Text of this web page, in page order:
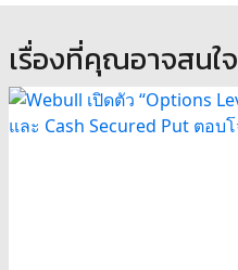
เรื่องที่คุณอาจสนใจ